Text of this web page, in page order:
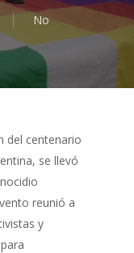
No
del centenario
se llevó
reunió a
y